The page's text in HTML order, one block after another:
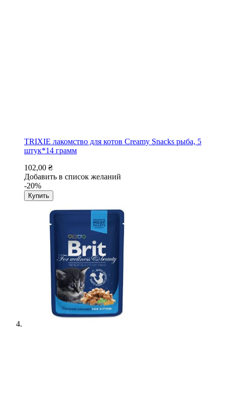
TRIXIE лакомство для котов Creamy Snacks рыба, 5
штук*14 грамм
102,00 ₴
Добавить в список желаний
-20%
Купить